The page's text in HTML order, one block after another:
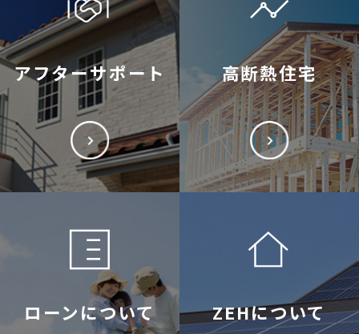
アフターサポート 高断熱住宅
ローンについて ZEHについて